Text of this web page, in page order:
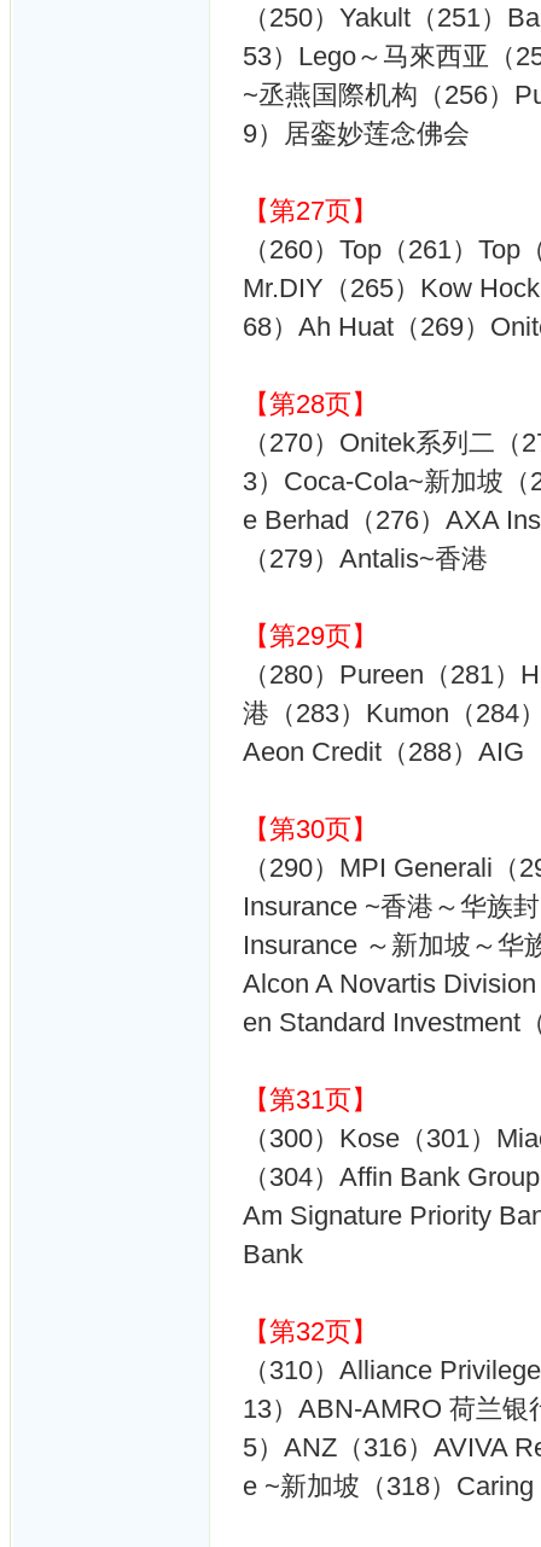
（250）Yakult（251）
53）Lego～马來西亚（
~丞燕国際机构（256）
9）居銮妙莲念佛会
【第27页】
（260）Top（261）
Mr.DIY（265）Kow
68）Ah Huat（269）
【第28页】
（270）Onitek系列二
3）Coca-Cola~新加坡
e Berhad（276）AXA
（279）Antalis~香港
【第29页】
（280）Pureen（281
港（283）Kumon（284
Aeon Credit（288）AIG
【第30页】
（290）MPI Generali
Insurance ~香港～华族
Insurance ～新加坡～华
Alcon A Novartis
en Standard Investment
【第31页】
（300）Kose（301）
（304）Affin Bank
Am Signature Priority
Bank
【第32页】
（310）Alliance
13）ABN-AMRO 荷兰银
5）ANZ（316）AVIVA
e ~新加坡（318）